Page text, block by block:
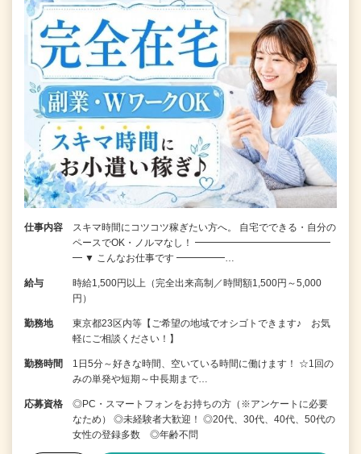
仕事内容
スキマ時間にコツコツ稼ぎたい方へ。 自宅でできる・自分の
ペースでOK・ノルマなし！ ━━━━━━━━━━━━━━
━ ▼ こんなお仕事です ━━━━━…
給与
時給1,500円以上（完全出来高制／時間額1,500円～5,000
円）
勤務地
東京都23区内等【ご希望の地域でオシゴトできます♪ お気
軽にご相談ください！】
勤務時間
1日5分～好きな時間、空いている時間に働けます！ ☆1回の
みの単発や短期～中長期まで…
応募資格
◎PC・スマートフォンをお持ちの方（※アンケートに必要
なため） ◎未経験者大歓迎！ ◎20代、30代、40代、50代の
女性の登録多数 ◎年齢不問